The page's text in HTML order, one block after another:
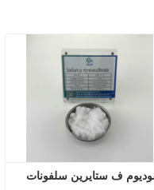
ف ستايرين سلفونات